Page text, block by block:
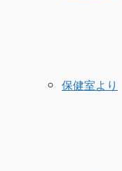
保健室より